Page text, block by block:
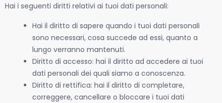
Hai i seguenti diritti relativi ai tuoi dati personali:
Hai il diritto di sapere quando i tuoi dati personali
sono necessari, cosa succede ad essi, quanto a
lungo verranno mantenuti.
Diritto di accesso: hai il diritto ad accedere ai tuoi
dati personali dei quali siamo a conoscenza.
Diritto di rettifica: hai il diritto di completare,
correggere, cancellare o bloccare i tuoi dati